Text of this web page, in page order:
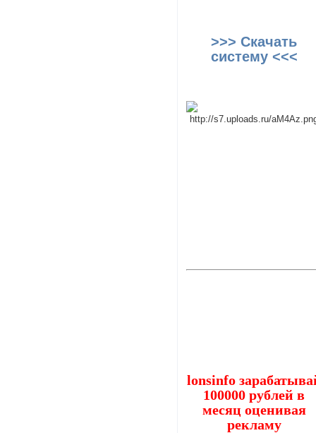
>>> Скачать
систему <<<
lonsinfo
100000 рублей в
месяц оценивая
рекламу